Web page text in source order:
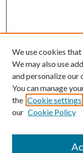
We use cookies
We may also use
and personalize our
You can manage
the Cookie settings
our Cookie Policy